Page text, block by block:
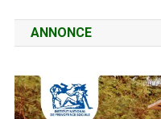
ANNONCE